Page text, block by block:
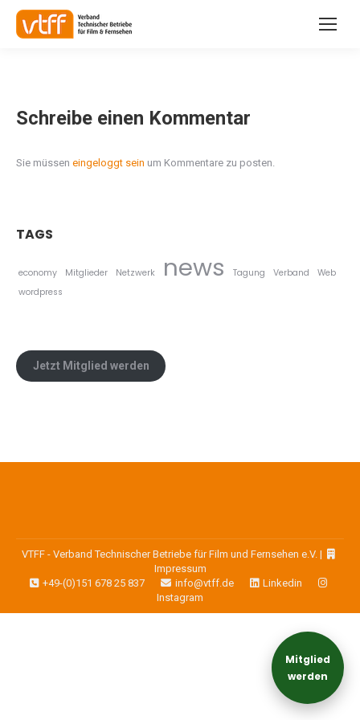
Schreibe einen Kommentar
Sie müssen eingeloggt sein um Kommentare zu posten.
TAGS
economy Mitglieder Netzwerk news Tagung Verband
Web
wordpress
Jetzt Mitglied werden
Mitglied
werden
VTFF - Verband Technischer Betriebe für Film und Fernsehen e.V. |
Impressum
+49-(0)151 678 25 837
info@vtff.de
Linkedin
Instagram